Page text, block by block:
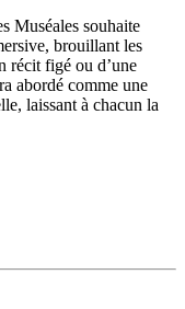
Muséales souhaite
brouillant les
récit figé ou d’une
abordé comme une
laissant à chacun la